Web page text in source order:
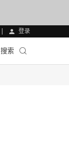
登录
搜索